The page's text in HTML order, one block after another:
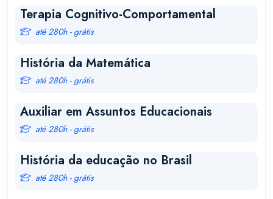
Terapia Cognitivo-Comportamental
até 280h - grátis
História da Matemática
até 280h - grátis
Auxiliar em Assuntos Educacionais
até 280h - grátis
História da educação no Brasil
até 280h - grátis